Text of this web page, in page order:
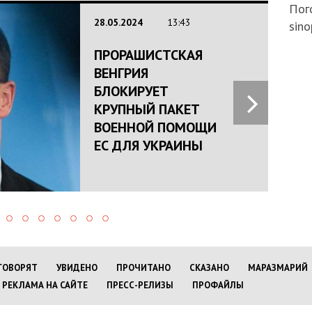
28.05.2024 13:43
ПРОРАШИСТСКАЯ
ВЕНГРИЯ
БЛОКИРУЕТ
КРУПНЫЙ ПАКЕТ
ВОЕННОЙ ПОМОЩИ
ЕС ДЛЯ УКРАИНЫ
УВИДЕНО ПРОЧИТАНО СКАЗАНО МАРАЗМАРИЙ
РЕКЛАМА НА САЙТЕ
ПРЕСС-РЕЛИЗЫ ПРОФАЙЛЫ